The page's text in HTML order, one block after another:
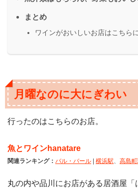
まとめ
ワインがおいしいお店はこちら
月曜なのに大にぎわい
行ったのはこちらのお店。
魚とワインhanatare
関連ランキング： バル・バール | 横浜駅 高島
丸の内や品川にお店がある居酒屋